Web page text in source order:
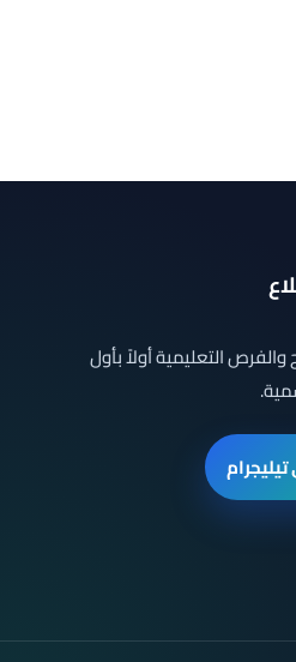
والفرص التعليمية أولاً بأول